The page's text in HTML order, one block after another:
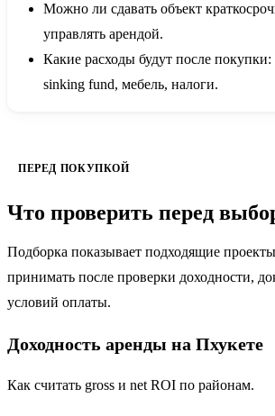
Можно ли сдавать объект
управлять арендой.
Какие расходы будут после покупки:
sinking fund, мебель, налоги.
ПЕРЕД ПОКУПКОЙ
Что проверить перед
Подборка показывает подходящие
принимать после проверки доходности,
условий оплаты.
Доходность аренды на Пхукете
Как считать gross и net ROI по районам.